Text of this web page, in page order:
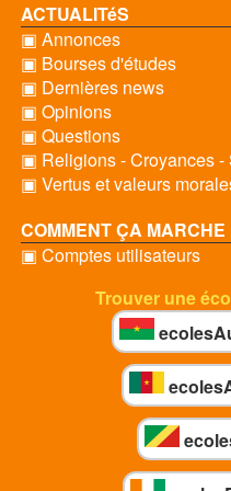
ACTUALITéS
▣ Annonces
▣ Bourses d'études
▣ Dernières news
▣ Opinions
▣ Questions
▣ Religions - Croyances -
▣ Vertus et valeurs
COMMENT ÇA MARCHE
▣ Comptes utilisateurs
Trouver une